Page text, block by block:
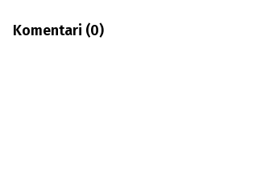
Komentari (0)